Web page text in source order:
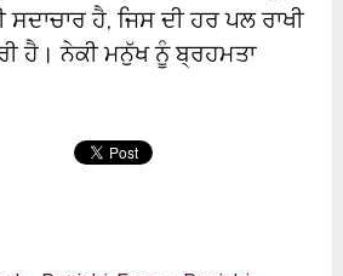
ਹੈ, ਜਿਸ ਦੀ ਹਰ ਪਲ ਰਾਖੀ
ਹੈ। ਨੇਕੀ ਮਨੁੱਖ ਨੂੰ ਬ੍ਰਹਮਤਾ